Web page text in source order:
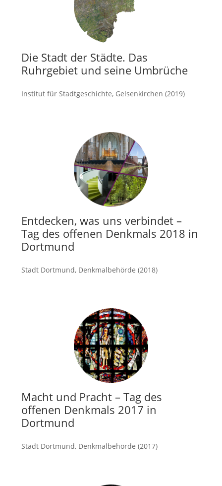
Die Stadt der Städte. Das
Ruhrgebiet und seine Umbrüche
Institut für Stadtgeschichte, Gelsenkirchen (2019)
Entdecken, was uns verbindet –
Tag des offenen Denkmals 2018 in
Dortmund
Stadt Dortmund, Denkmalbehörde (2018)
Macht und Pracht – Tag des
offenen Denkmals 2017 in
Dortmund
Stadt Dortmund, Denkmalbehörde (2017)